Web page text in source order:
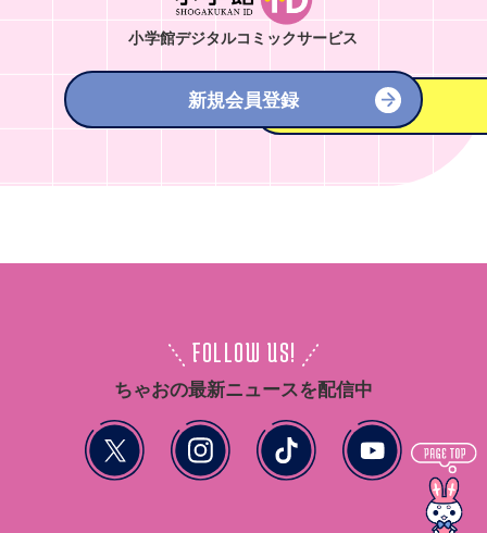
小学館デジタルコミックサービス
新規会員登録
FOLLOW US!
ちゃおの最新ニュースを配信中